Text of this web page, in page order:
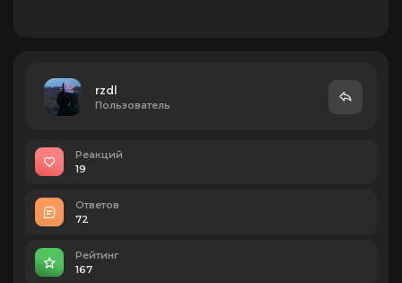
rzdl
Пользователь
Реакций
19
Ответов
72
Рейтинг
167